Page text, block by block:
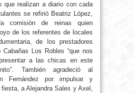
que realizan a diario con cada
se refirió Beatriz López,
comisión de reinas quien
de los referentes de locales
de los prestadores
Los Robles “que nos
a las chicas en este
También agradeció al
Fernández por impulsar y
a Alejandra Sales y Axel,